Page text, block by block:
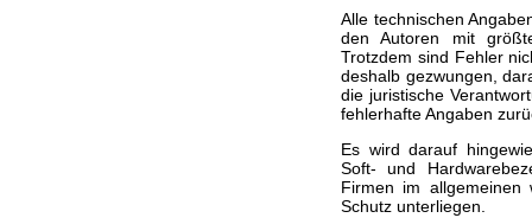
Alle technischen
den Autoren mit
Trotzdem sind Fehler
deshalb gezwungen,
die juristische
fehlerhafte Angaben
Es wird darauf
Soft- und
Firmen im allgemeinen
Schutz unterliegen.